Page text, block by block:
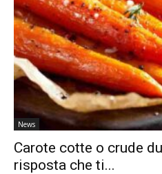
News
Carote cotte o crude
risposta che ti...